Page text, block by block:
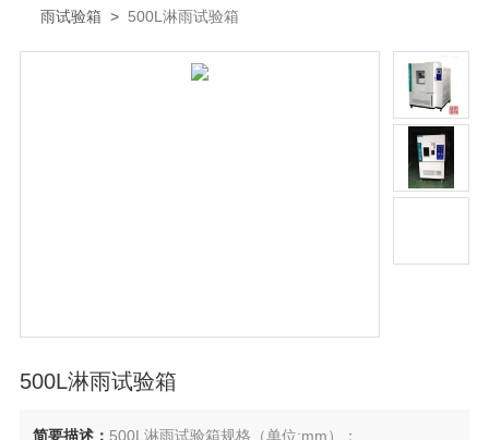
雨试验箱 > 500L淋雨试验箱
500L淋雨试验箱
简要描述： 500L淋雨试验箱规格（单位:mm）：